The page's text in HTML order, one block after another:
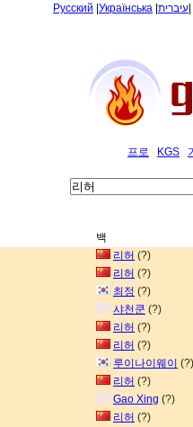
Русский Українська עיברית
프로 KGS
백
리허 (?)
리허 (?)
최정 (?)
샤천쿤 (?)
리허 (?)
리허 (?)
루이나이웨이 (?)
리허 (?)
Gao Xing (?)
리허 (?)